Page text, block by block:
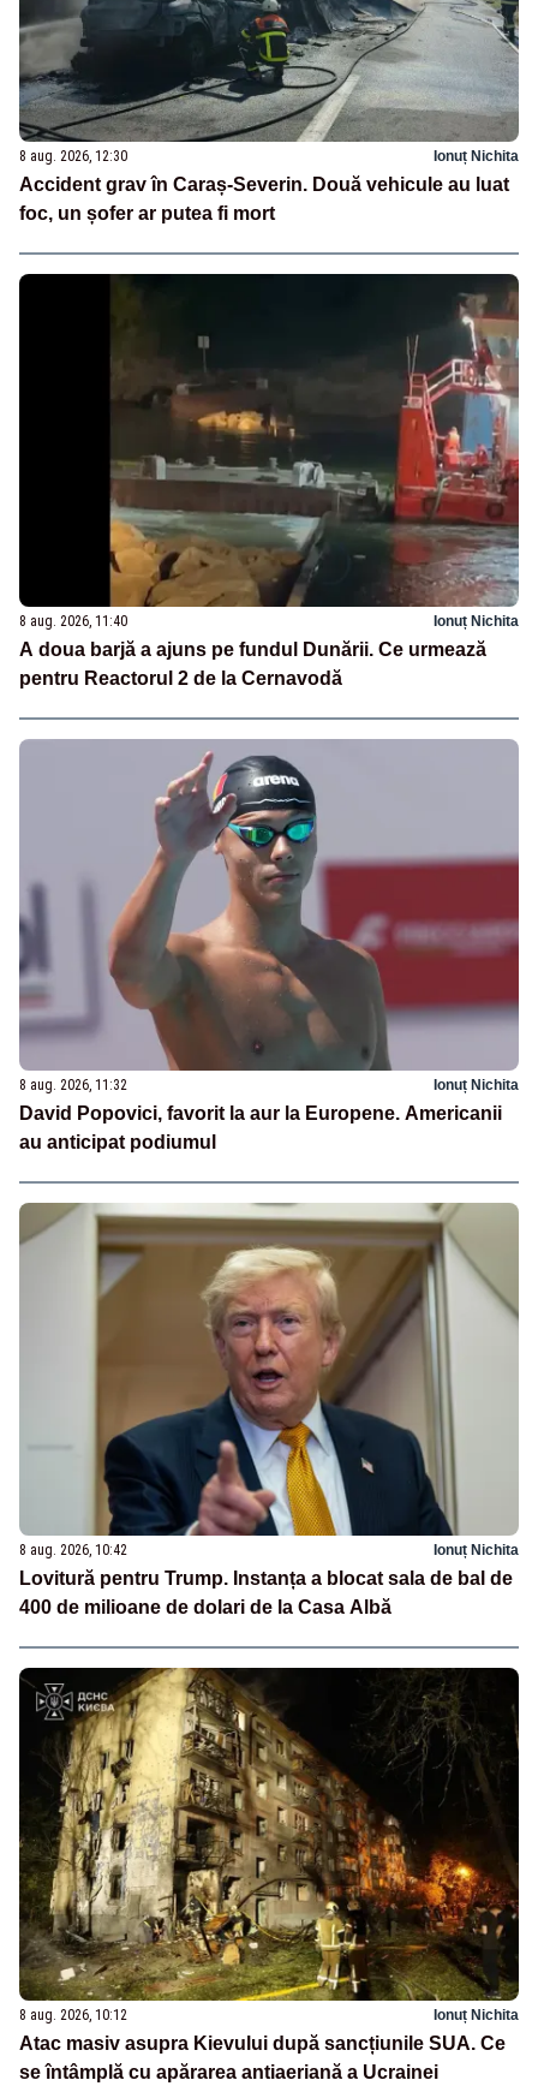
8 aug. 2026, 12:30 Ionuț Nichita
Accident grav în Caraș-Severin. Două vehicule au luat
foc, un șofer ar putea fi mort
8 aug. 2026, 11:40 Ionuț Nichita
A doua barjă a ajuns pe fundul Dunării. Ce urmează
pentru Reactorul 2 de la Cernavodă
8 aug. 2026, 11:32 Ionuț Nichita
David Popovici, favorit la aur la Europene. Americanii
au anticipat podiumul
8 aug. 2026, 10:42 Ionuț Nichita
Lovitură pentru Trump. Instanța a blocat sala de bal de
400 de milioane de dolari de la Casa Albă
8 aug. 2026, 10:12 Ionuț Nichita
Atac masiv asupra Kievului după sancțiunile SUA. Ce
se întâmplă cu apărarea antiaeriană a Ucrainei